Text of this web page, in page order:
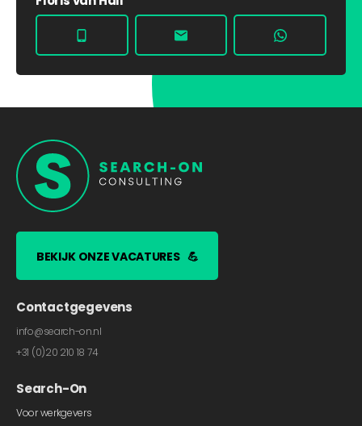
BEKIJK ONZE VACATURES 💪
Contactgegevens
info@search-on.nl
+31 (0)20 210 18 74
Search-On
Voor werkgevers